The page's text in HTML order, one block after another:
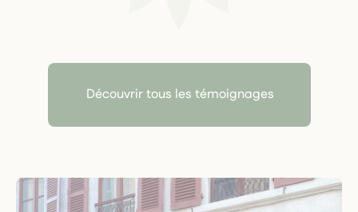
Découvrir tous les témoignages